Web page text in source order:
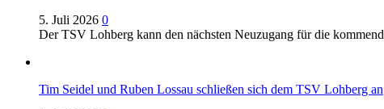
5. Juli 2026 0
Der TSV Lohberg kann den nächsten Neuzugang für die
Tim Seidel und Ruben Lossau schließen sich dem TSV Lohberg an